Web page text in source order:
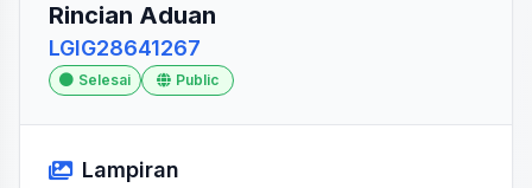
Rincian Aduan
LGIG28641267
Selesai Public
Lampiran